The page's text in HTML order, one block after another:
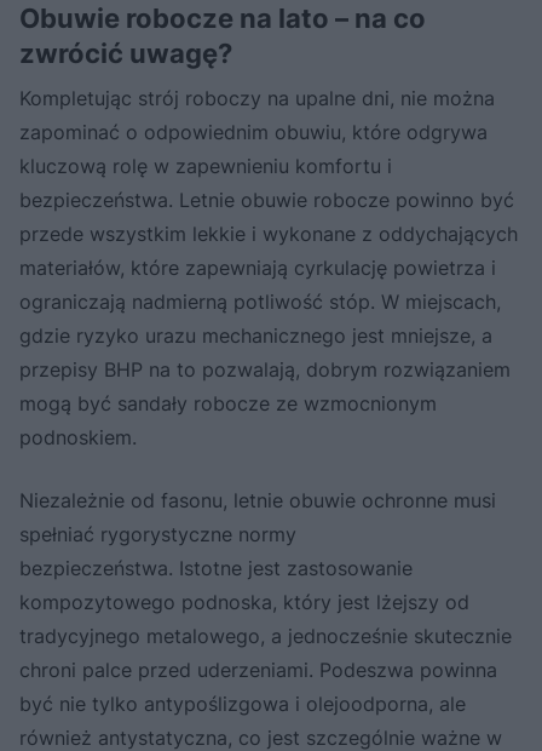
Obuwie robocze na lato – na co
zwrócić uwagę?
Kompletując strój roboczy na upalne dni, nie można
zapominać o odpowiednim obuwiu, które odgrywa
kluczową rolę w zapewnieniu komfortu i
bezpieczeństwa. Letnie obuwie robocze powinno być
przede wszystkim lekkie i wykonane z oddychających
materiałów, które zapewniają cyrkulację powietrza i
ograniczają nadmierną potliwość stóp. W miejscach,
gdzie ryzyko urazu mechanicznego jest mniejsze, a
przepisy BHP na to pozwalają, dobrym rozwiązaniem
mogą być sandały robocze ze wzmocnionym
podnoskiem.
Niezależnie od fasonu, letnie obuwie ochronne musi
spełniać rygorystyczne normy
bezpieczeństwa. Istotne jest zastosowanie
kompozytowego podnoska, który jest lżejszy od
tradycyjnego metalowego, a jednocześnie skutecznie
chroni palce przed uderzeniami. Podeszwa powinna
być nie tylko antypoślizgowa i olejoodporna, ale
również antystatyczna, co jest szczególnie ważne w